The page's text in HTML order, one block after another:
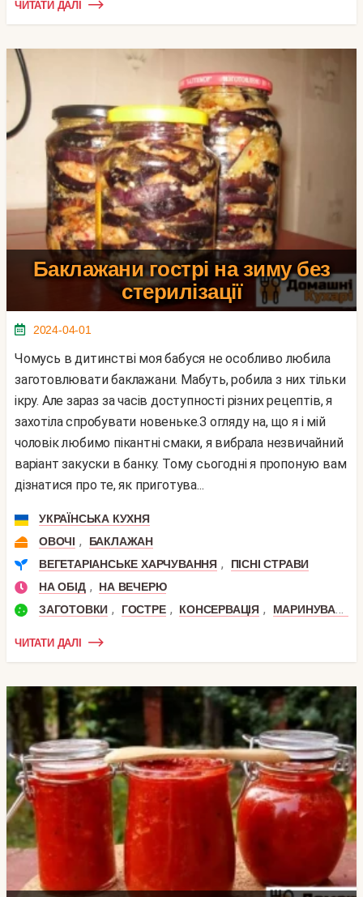
ЧИТАТИ ДАЛІ
Баклажани гострі на зиму без
стерилізації
2024-04-01
Чомусь в дитинстві моя бабуся не особливо любила
заготовлювати баклажани. Мабуть, робила з них тільки
ікру. Але зараз за часів доступності різних рецептів, я
захотіла спробувати новеньке.З огляду на, що я і мій
чоловік любимо пікантні смаки, я вибрала незвичайний
варіант закуски в банку. Тому сьогодні я пропоную вам
дізнатися про те, як приготува...
УКРАЇНСЬКА КУХНЯ
ОВОЧІ ,
БАКЛАЖАН
ВЕГЕТАРІАНСЬКЕ ХАРЧУВАННЯ ,
ПІСНІ СТРАВИ
НА ОБІД ,
НА ВЕЧЕРЮ
ЗАГОТОВКИ , ГОСТРЕ , КОНСЕРВАЦІЯ , МАРИНУВАННЯ
ЧИТАТИ ДАЛІ